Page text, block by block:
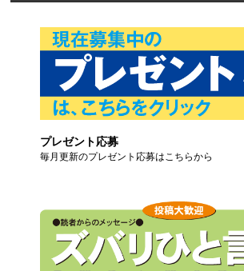
プレゼント応募
毎月更新のプレゼント応募はこちらから